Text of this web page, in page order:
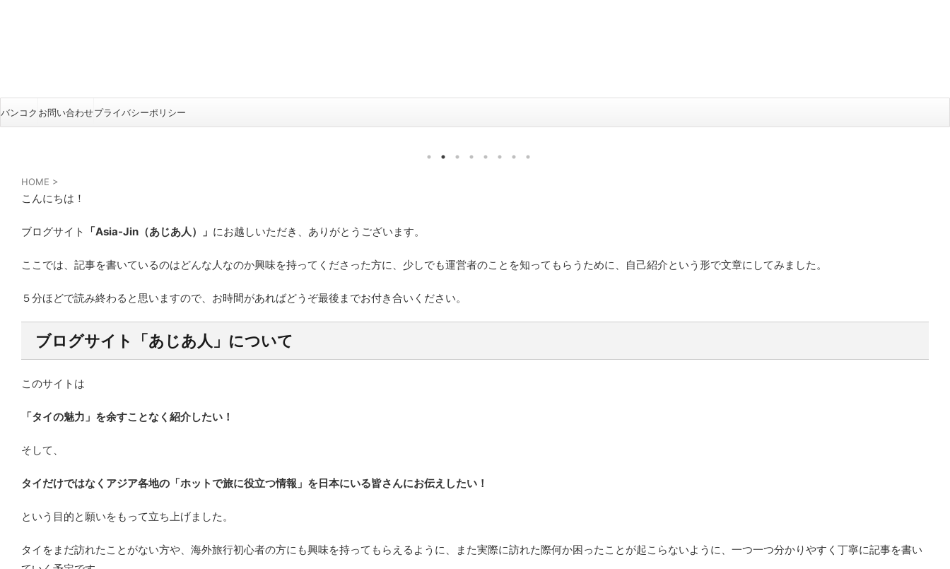
バンコク お問い合わせプライバシーポリシー
HOME >
こんにちは！
ブログサイト 「Asia-Jin（あじあ人）」 にお越しいただき、ありがとうございます。
ここでは、記事を書いているのはどんな人なのか興味を持ってくださった方に、少しでも運営者のことを知ってもらうために、自己紹介という形で文章にしてみました。
５分ほどで読み終わると思いますので、お時間があればどうぞ最後までお付き合いください。
ブログサイト「あじあ人」について
このサイトは
「タイの魅力」を余すことなく紹介したい！
そして、
タイだけではなくアジア各地の「ホットで旅に役立つ情報」を日本にいる皆さんにお伝えしたい！
という目的と願いをもって立ち上げました。
タイをまだ訪れたことがない方や、海外旅行初心者の方にも興味を持ってもらえるように、また実際に訪れた際何か困ったことが起こらないように、一つ一つ分かりやすく丁寧に記事を書い